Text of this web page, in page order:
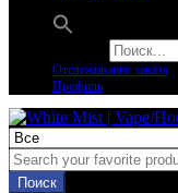
Отслеживание заказа
Профиль
Поиск